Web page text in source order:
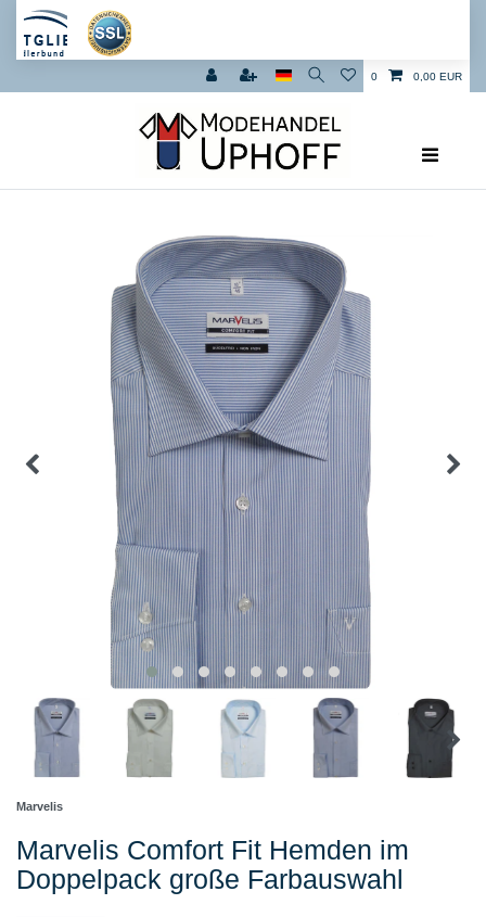
0 0,00 EUR
Marvelis
Marvelis Comfort Fit Hemden im
Doppelpack große Farbauswahl